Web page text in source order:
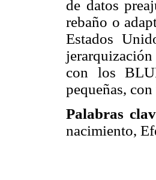
de datos
rebaño o
Estados
con los
pequeñas,
Palabras
nacimiento,